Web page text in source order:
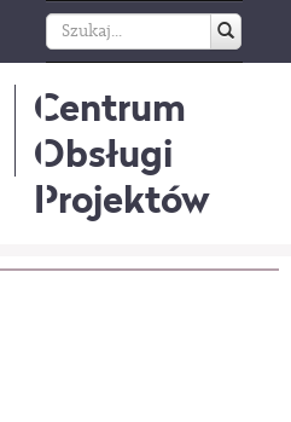
Centrum
Obsługi
Projektów